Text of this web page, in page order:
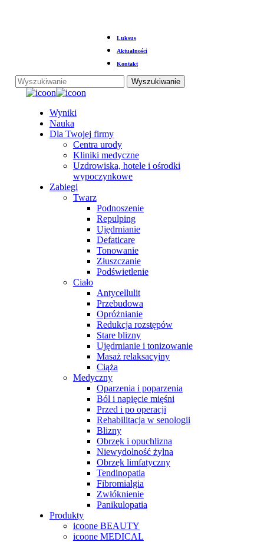
Luksus
Aktualności
Kontakt
Wyszukiwanie
Zamknij
Menu
Wyniki
Nauka
Dla Twojej firmy
Centra urody
Kliniki medyczne
Uzdrowiska, hotele i ośrodki
wypoczynkowe
Zabiegi
Twarz
Podnoszenie
Repulping
Ujędrnianie
Defaticare
Tonowanie
Złuszczanie
Podświetlenie
Ciało
Antycellulit
Przebudowa
Opróżnianie
Redukcja rozstępów
Stare blizny
Ujędrnianie i tonizowanie
Masaż relaksacyjny
Ciąża
Medyczny
Oparzenia i poparzenia
Ból i napięcie mięśni
Przed i po operacji
Rehabilitacja w senologii
Blizny
Obrzęk i opuchlizna
Niewydolność żylna
Obrzęk limfatyczny
Tendinopatia
Fibromialgia
Zwłóknienie
Panikulopatia
Produkty
icoone BEAUTY
icoone MEDICAL